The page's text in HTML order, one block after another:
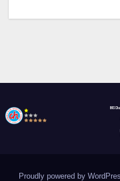
Proudly powered by